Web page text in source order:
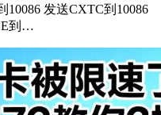
发送CXTC到10086
到…